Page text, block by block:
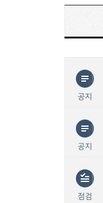
공지
공지
점검